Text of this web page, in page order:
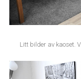
Litt bilder av kaoset.